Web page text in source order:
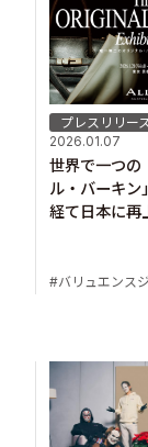
プレスリリー
2026.01.07
世界で一つの
ル・バーキン
経て日本に再
バリュエンス